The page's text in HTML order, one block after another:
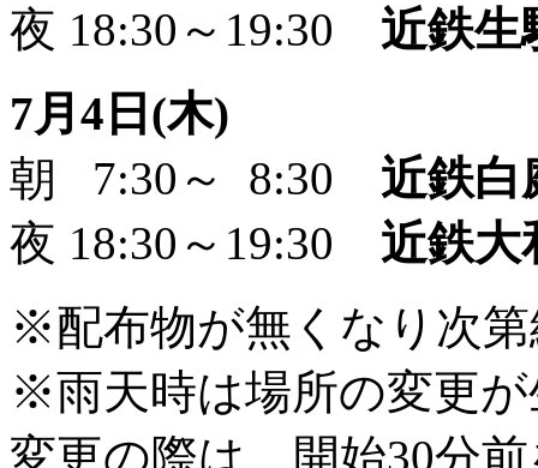
夜 18:30～19:30 近鉄生
7月4日(木)
朝 7:30～ 8:30 近鉄白
夜 18:30～19:30 近鉄大
※配布物が無くなり次
※雨天時は場所の変更
ㅤ変更の際は、開始30分